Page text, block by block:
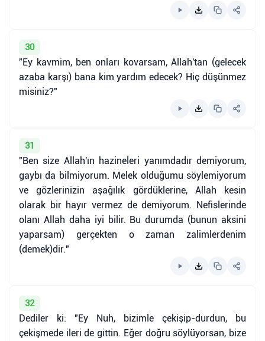
30
"Ey kavmim, ben onları kovarsam, Allah'tan (gelecek
azaba karşı) bana kim yardım edecek? Hiç düşünmez
misiniz?"
31
"Ben size Allah'ın hazineleri yanımdadır demiyorum,
gaybı da bilmiyorum. Melek olduğumu söylemiyorum
ve gözlerinizin aşağılık gördüklerine, Allah kesin
olarak bir hayır vermez de demiyorum. Nefislerinde
olanı Allah daha iyi bilir. Bu durumda (bunun aksini
yaparsam) gerçekten o zaman zalimlerdenim
(demek)dir."
32
Dediler ki: "Ey Nuh, bizimle çekişip-durdun, bu
çekişmede ileri de gittin. Eğer doğru söylüyorsan, bize